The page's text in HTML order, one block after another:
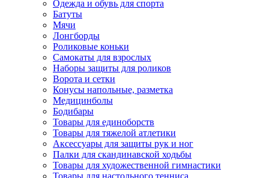
Одежда и обувь для спорта
Батуты
Мячи
Лонгборды
Роликовые коньки
Самокаты для взрослых
Наборы защиты для роликов
Ворота и сетки
Конусы напольные, разметка
Медицинболы
Бодибары
Товары для единоборств
Товары для тяжелой атлетики
Аксессуары для защиты рук и ног
Палки для скандинавской ходьбы
Товары для художественной гимнастики
Товары для настольного тенниса